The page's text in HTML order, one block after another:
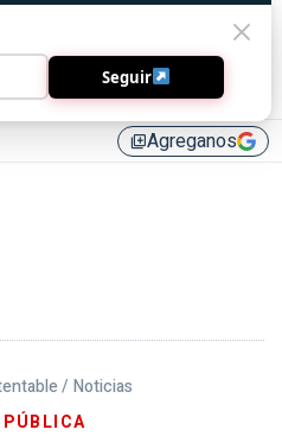
library_addAgreganos
/ Noticias
PÚBLICA
Seguir